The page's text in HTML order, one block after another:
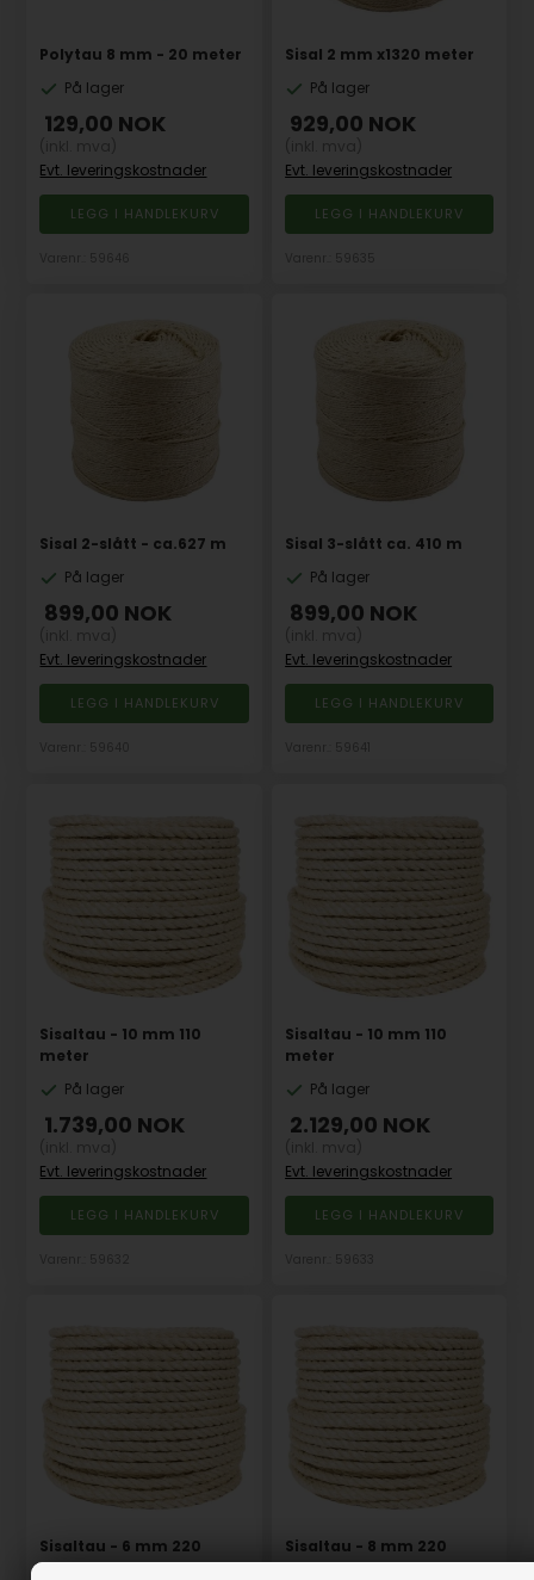
Polytau 8 mm - 20 meter
På lager
129,00 NOK
Evt. leveringskostnader
Sisal 2 mm x1320 meter
På lager
929,00 NOK
Evt. leveringskostnader
Sisal 2-slått - ca.627 m
På lager
899,00 NOK
Evt. leveringskostnader
Sisal 3-slått ca. 410 m
På lager
899,00 NOK
Evt. leveringskostnader
Sisaltau - 10 mm 110
meter
På lager
1.739,00 NOK
Evt. leveringskostnader
Sisaltau - 10 mm 110
meter
På lager
2.129,00 NOK
Evt. leveringskostnader
Sisaltau - 6 mm 220
meter
Sisaltau - 8 mm 220
meter